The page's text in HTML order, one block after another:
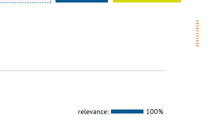
relevance: 100%